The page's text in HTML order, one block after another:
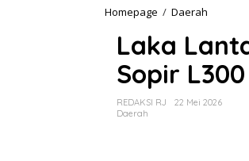
Homepage / Daerah
k
a
L
a
n
Laka
Sopir
REDAKSI RJ
22 Mei 2026
Daerah